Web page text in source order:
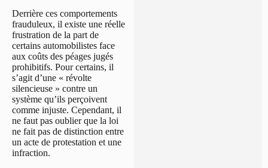
Derrière ces comportements
frauduleux, il existe une réelle
frustration de la part de
certains automobilistes face
aux coûts des péages jugés
prohibitifs. Pour certains, il
s’agit d’une « révolte
silencieuse » contre un
système qu’ils perçoivent
comme injuste. Cependant, il
ne faut pas oublier que la loi
ne fait pas de distinction entre
un acte de protestation et une
infraction.